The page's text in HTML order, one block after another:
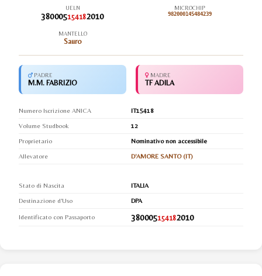
UELN
380005154182010
MICROCHIP
982000145484239
MANTELLO
Sauro
PADRE
M.M. FABRIZIO
MADRE
TF ADILA
Numero Iscrizione ANICA
IT15418
Volume Studbook
12
Proprietario
Nominativo non accessibile
Allevatore
D'AMORE SANTO (IT)
Stato di Nascita
ITALIA
Destinazione d'Uso
DPA
Identificato con Passaporto 380005154182010